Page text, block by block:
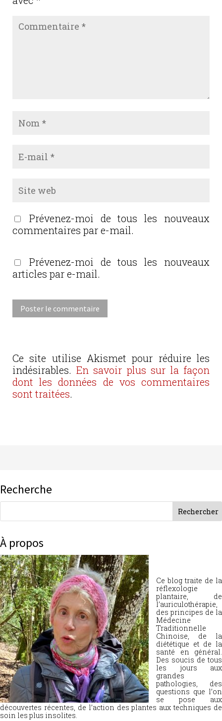
Prévenez-moi de tous les nouveaux
commentaires par e-mail.
Prévenez-moi de tous les nouveaux
articles par e-mail.
Ce site utilise Akismet pour réduire les
indésirables. En savoir plus sur la façon
dont les données de vos commentaires
sont traitées.
Recherche
À propos
Ce blog traite de la
réflexologie
plantaire, de
l’auriculothérapie,
des principes de la
Médecine
Traditionnelle
Chinoise, de la
diététique et de la
santé en général.
Des soucis de tous
les jours aux
grandes
pathologies, des
questions que l’on
se pose aux
découvertes récentes, de l’action des plantes aux techniques de
soin les plus insolites.